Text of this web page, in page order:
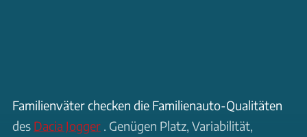
Familienväter checken die Familienauto-Qualitäten
des Dacia Jogger . Genügen Platz, Variabilität,